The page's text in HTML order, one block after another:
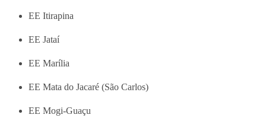
EE Itirapina
EE Jataí
EE Marília
EE Mata do Jacaré (São Carlos)
EE Mogi-Guaçu